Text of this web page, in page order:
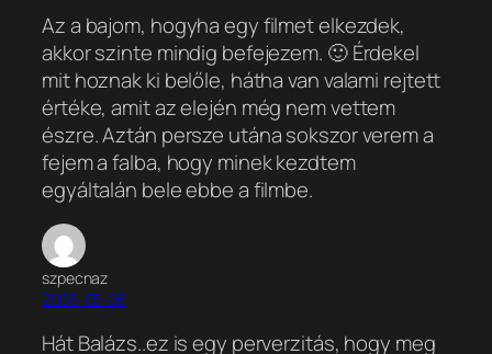
Az a bajom, hogyha egy filmet elkezdek,
akkor szinte mindig befejezem. 🙂 Érdekel
mit hoznak ki belőle, hátha van valami rejtett
értéke, amit az elején még nem vettem
észre. Aztán persze utána sokszor verem a
fejem a falba, hogy minek kezdtem
egyáltalán bele ebbe a filmbe.
szpecnaz
2006-05-08
Hát Balázs..ez is egy perverzitás, hogy meg